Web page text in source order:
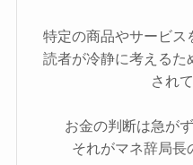
特定の商品やサービス
読者が冷静に考えるた
され
お金の判断は急が
それがマネ辞局長